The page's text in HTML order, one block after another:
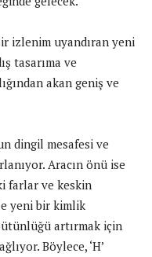
izlenim uyandıran yeni
tasarıma ve
akan geniş ve
dingil mesafesi ve
Aracın önü ise
farlar ve keskin
yeni bir kimlik
artırmak için
Böylece, ‘H’